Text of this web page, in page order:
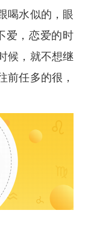
喝水似的，眼
爱，恋爱的时
候，就不想继
前任多的很，